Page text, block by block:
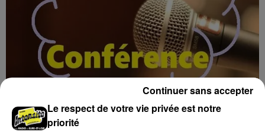
Le respect de votre vie privée est notre
priorité
Continuer sans accepter